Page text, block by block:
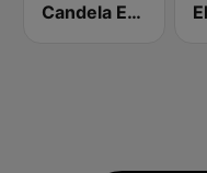
Candela Estereo 101.9 FM